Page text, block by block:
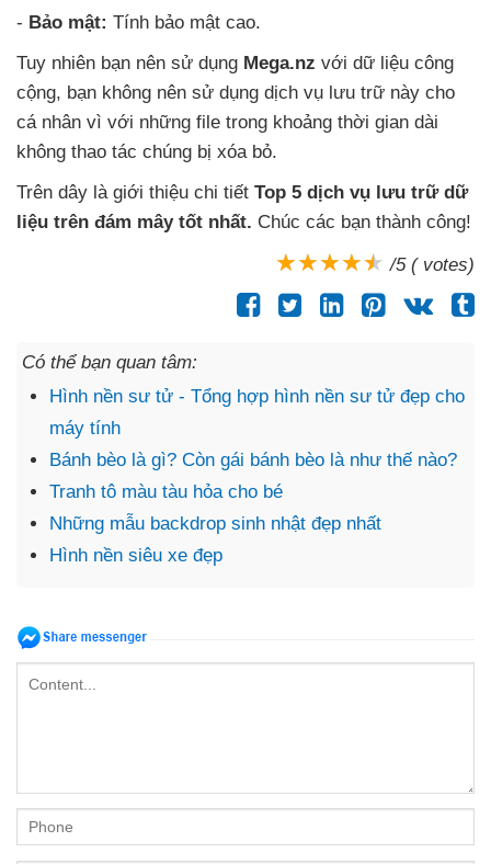
- Bảo mật: Tính bảo mật cao.
Tuy nhiên bạn nên sử dụng Mega.nz với dữ liệu công
cộng, bạn không nên sử dụng dịch vụ lưu trữ này cho
cá nhân vì với những file trong khoảng thời gian dài
không thao tác chúng bị xóa bỏ.
Trên dây là giới thiệu chi tiết Top 5 dịch vụ lưu trữ dữ
liệu trên đám mây tốt nhất. Chúc các bạn thành công!
/5 ( votes)
Có thể bạn quan tâm:
Hình nền sư tử - Tổng hợp hình nền sư tử đẹp cho
máy tính
Bánh bèo là gì? Còn gái bánh bèo là như thế nào?
Tranh tô màu tàu hỏa cho bé
Những mẫu backdrop sinh nhật đẹp nhất
Hình nền siêu xe đẹp